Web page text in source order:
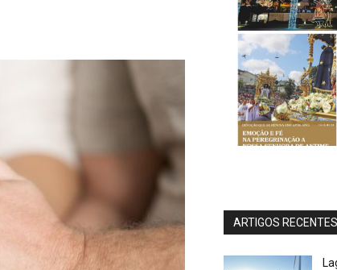
ARTIGOS RECENTES